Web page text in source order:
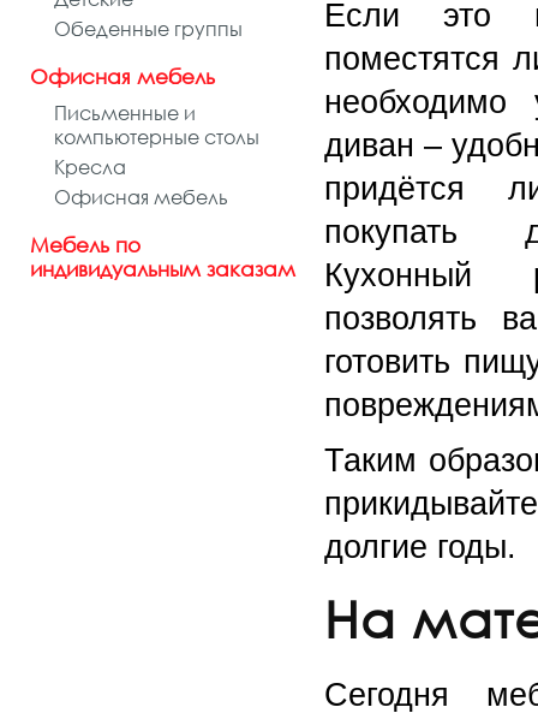
Если это
поместятся
диван –
придётся
покупать
Кухонный
позволять
готовить
Таким
долгие годы.
На
Сегодня
Обеденные группы
Офисная мебель
Письменные и
компьютерные столы
Кресла
Офисная мебель
Мебель по
индивидуальным заказам